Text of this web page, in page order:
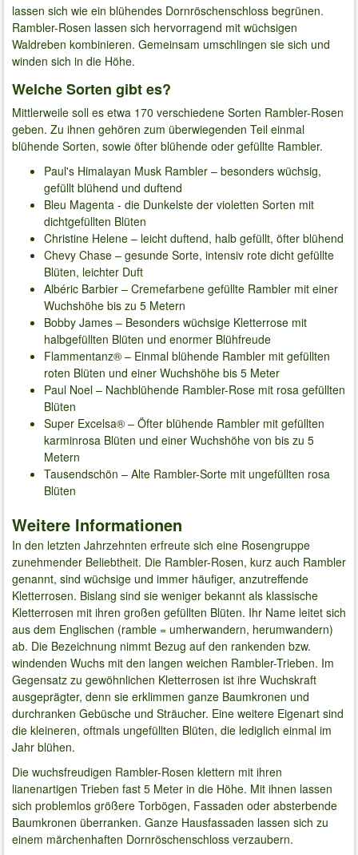
lassen sich wie ein blühendes Dornröschenschloss begrünen.
Rambler-Rosen lassen sich hervorragend mit wüchsigen
Waldreben kombinieren. Gemeinsam umschlingen sie sich und
winden sich in die Höhe.
Welche Sorten gibt es?
Mittlerweile soll es etwa 170 verschiedene Sorten Rambler-Rosen
geben. Zu ihnen gehören zum überwiegenden Teil einmal
blühende Sorten, sowie öfter blühende oder gefüllte Rambler.
Paul's Himalayan Musk Rambler – besonders wüchsig,
gefüllt blühend und duftend
Bleu Magenta - die Dunkelste der violetten Sorten mit
dichtgefüllten Blüten
Christine Helene – leicht duftend, halb gefüllt, öfter blühend
Chevy Chase – gesunde Sorte, intensiv rote dicht gefüllte
Blüten, leichter Duft
Albéric Barbier – Cremefarbene gefüllte Rambler mit einer
Wuchshöhe bis zu 5 Metern
Bobby James – Besonders wüchsige Kletterrose mit
halbgefüllten Blüten und enormer Blühfreude
Flammentanz® – Einmal blühende Rambler mit gefüllten
roten Blüten und einer Wuchshöhe bis 5 Meter
Paul Noel – Nachblühende Rambler-Rose mit rosa gefüllten
Blüten
Super Excelsa® – Öfter blühende Rambler mit gefüllten
karminrosa Blüten und einer Wuchshöhe von bis zu 5
Metern
Tausendschön – Alte Rambler-Sorte mit ungefüllten rosa
Blüten
Weitere Informationen
In den letzten Jahrzehnten erfreute sich eine Rosengruppe
zunehmender Beliebtheit. Die Rambler-Rosen, kurz auch Rambler
genannt, sind wüchsige und immer häufiger, anzutreffende
Kletterrosen. Bislang sind sie weniger bekannt als klassische
Kletterrosen mit ihren großen gefüllten Blüten. Ihr Name leitet sich
aus dem Englischen (ramble = umherwandern, herumwandern)
ab. Die Bezeichnung nimmt Bezug auf den rankenden bzw.
windenden Wuchs mit den langen weichen Rambler-Trieben. Im
Gegensatz zu gewöhnlichen Kletterrosen ist ihre Wuchskraft
ausgeprägter, denn sie erklimmen ganze Baumkronen und
durchranken Gebüsche und Sträucher. Eine weitere Eigenart sind
die kleineren, oftmals ungefüllten Blüten, die lediglich einmal im
Jahr blühen.
Die wuchsfreudigen Rambler-Rosen klettern mit ihren
lianenartigen Trieben fast 5 Meter in die Höhe. Mit ihnen lassen
sich problemlos größere Torbögen, Fassaden oder absterbende
Baumkronen überranken. Ganze Hausfassaden lassen sich zu
einem märchenhaften Dornröschenschloss verzaubern.